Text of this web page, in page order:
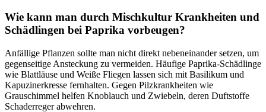
Wie kann man durch Mischkultur Krankheiten und
Schädlingen bei Paprika vorbeugen?
Anfällige Pflanzen sollte man nicht direkt nebeneinander setzen, um
gegenseitige Ansteckung zu vermeiden. Häufige Paprika-Schädlinge
wie Blattläuse und Weiße Fliegen lassen sich mit Basilikum und
Kapuzinerkresse fernhalten. Gegen Pilzkrankheiten wie
Grauschimmel helfen Knoblauch und Zwiebeln, deren Duftstoffe
Schaderreger abwehren.